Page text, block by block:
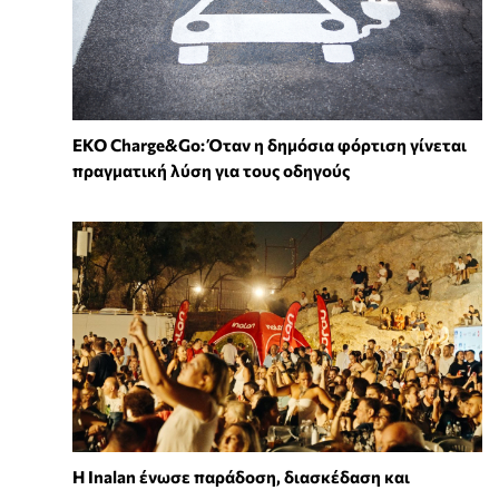
EKO Charge&Go: Όταν η δημόσια φόρτιση γίνεται
πραγματική λύση για τους οδηγούς
Η Inalan ένωσε παράδοση, διασκέδαση και